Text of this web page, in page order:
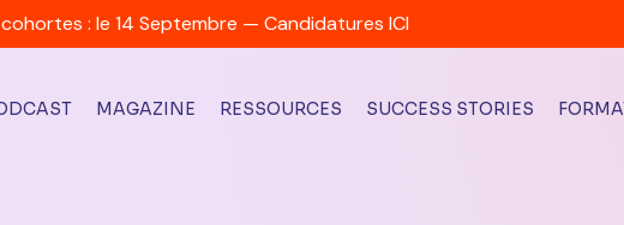
: le 14 Septembre — Candidatures ICI
MAGAZINE RESSOURCES SUCCESS STORIES